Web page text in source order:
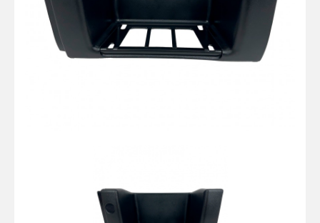
Запчасти кузова и зеркала
Малый коммерческий транспорт
Маркировочные знаки и светоотражатели
кондиционировани
Стяжные ремни и тросы